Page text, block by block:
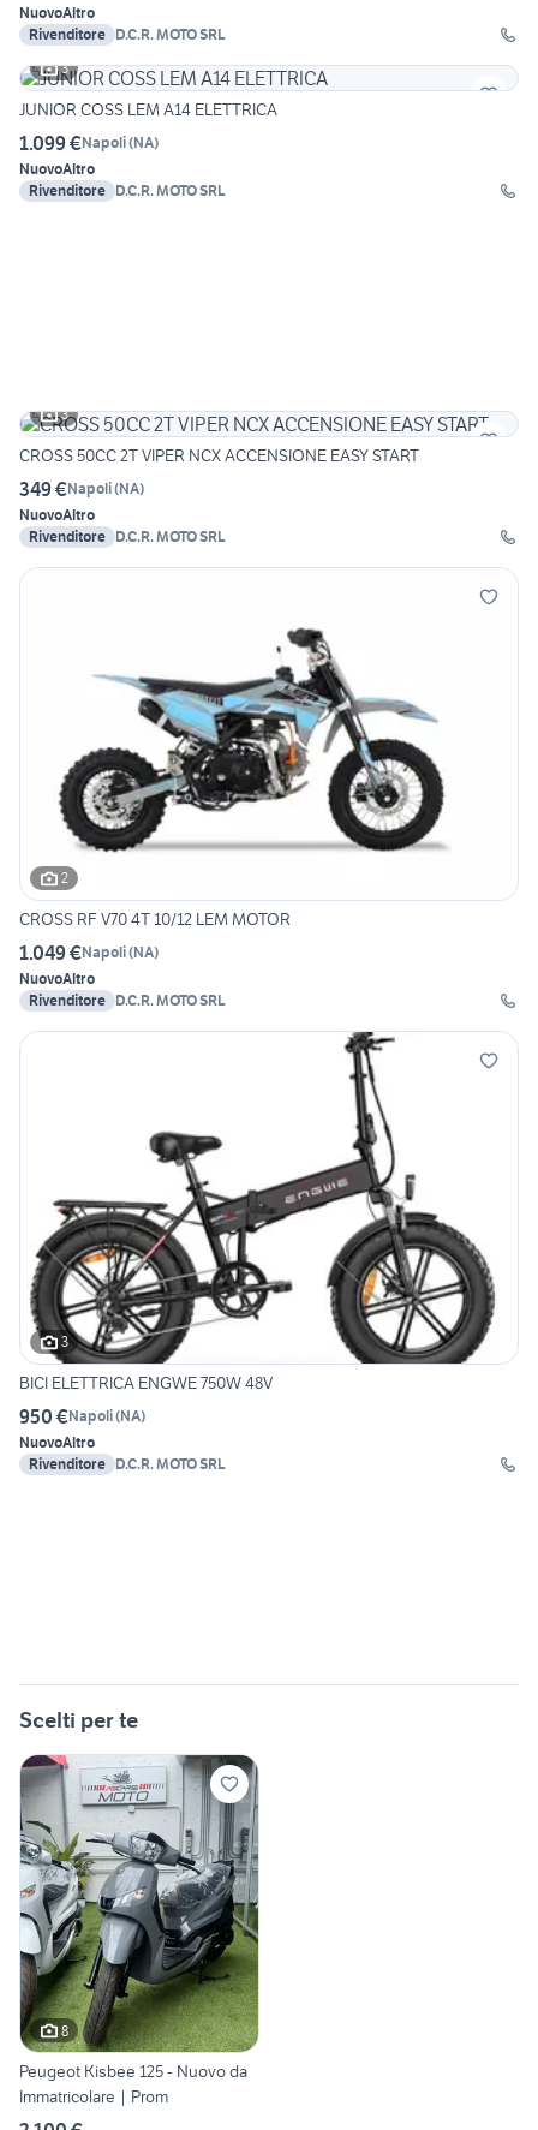
NuovoAltro
Rivenditore D.C.R. MOTO SRL
3
JUNIOR COSS LEM A14 ELETTRICA
1.099 €Napoli(NA)
NuovoAltro
Rivenditore D.C.R. MOTO SRL
3
CROSS 50CC 2T VIPER NCX ACCENSIONE EASY START
349 €Napoli(NA)
NuovoAltro
Rivenditore D.C.R. MOTO SRL
2
CROSS RF V70 4T 10/12 LEM MOTOR
1.049 €Napoli(NA)
NuovoAltro
Rivenditore D.C.R. MOTO SRL
3
BICI ELETTRICA ENGWE 750W 48V
950 €Napoli(NA)
NuovoAltro
Rivenditore D.C.R. MOTO SRL
Scelti per te
8
Peugeot Kisbee 125 - Nuovo da
Immatricolare | Prom